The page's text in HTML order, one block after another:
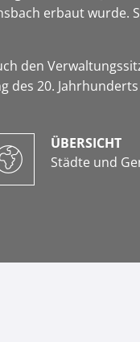
erbaut
den
des 20.
ÜBERSICHT
Städte und